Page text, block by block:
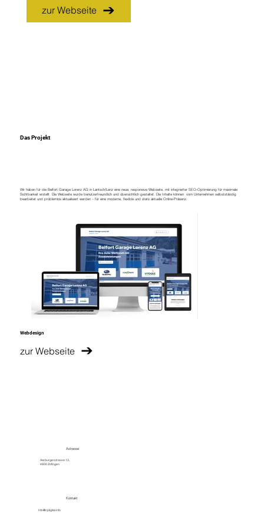
zur Webseite
Das Projekt
Wir haben für die Belfort Garage Lorenz AG in Lantsch/Lenz eine neue, responsive Webseite, mit integrierter SEO-Optimierung für maximale
Sichtbarkeit erstellt. Die Webseite wurde benutzerfreundlich und übersichtlich gestaltet. Die Inhalte können vom Unternehmen selbstständig
bearbeitet und problemlos aktualisiert werden – für eine moderne, flexible und stets aktuelle Online-Präsenz.
Webdesign
zur Webseite
Adresse
Aarburgerstrasse 13,
4800 Zofingen
Kontakt
info@cjdigital.info